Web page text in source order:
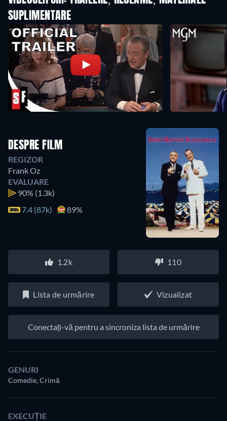
SUPLIMENTARE
DESPRE FILM
REGIZOR
Frank Oz
EVALUARE
90% (1.3k)
7.4 (87k)
89%
1.2k 110
Lista de urmărire Vizualizat
Conectați-vă pentru a sincroniza lista de urmărire
GENURI
Comedie, Crimă
EXECUȚIE